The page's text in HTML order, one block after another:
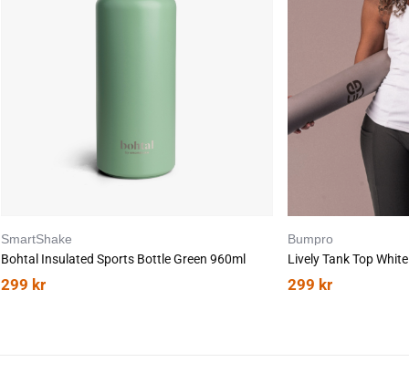
SmartShake
Bohtal Insulated Sports Bottle Green 960ml
299 kr
Bumpro
Lively Tank Top White
299 kr